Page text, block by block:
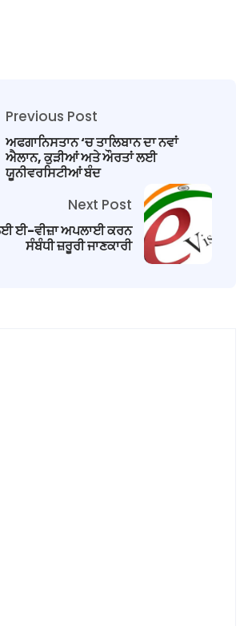
Previous Post
ਅਫਗਾਨਿਸਤਾਨ ‘ਚ ਤਾਲਿਬਾਨ ਦਾ ਨਵਾਂ
ਐਲਾਨ, ਕੁੜੀਆਂ ਅਤੇ ਔਰਤਾਂ ਲਈ
ਯੂਨੀਵਰਸਿਟੀਆਂ ਬੰਦ
Next Post
ਈ-ਵੀਜ਼ਾ ਅਪਲਾਈ ਕਰਨ
ਸੰਬੰਧੀ ਜ਼ਰੂਰੀ ਜਾਣਕਾਰੀ